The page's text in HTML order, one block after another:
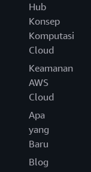
Hub
Konsep
Komputasi
Cloud
Keamanan
AWS
Cloud
Apa
yang
Baru
Blog